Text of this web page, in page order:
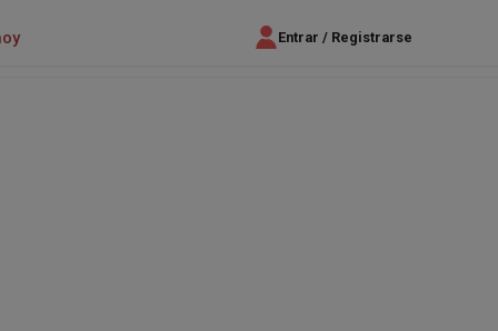
Entrar / Registrarse